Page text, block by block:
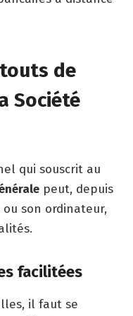
de
Société
qui souscrit au
peut, depuis
son ordinateur,
facilitées
il faut se